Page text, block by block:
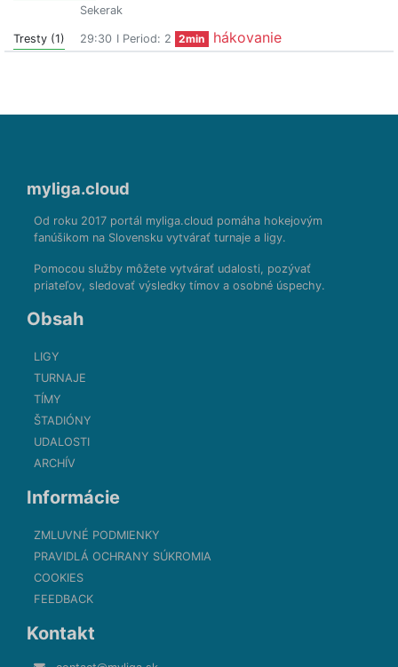
Sekerak
Tresty (1) 29:30 I Period: 2 2min hákovanie
myliga.cloud
Od roku 2017 portál myliga.cloud pomáha hokejovým
fanúšikom na Slovensku vytvárať turnaje a ligy.
Pomocou služby môžete vytvárať udalosti, pozývať
priateľov, sledovať výsledky tímov a osobné úspechy.
Obsah
LIGY
TURNAJE
TÍMY
ŠTADIÓNY
UDALOSTI
ARCHÍV
Informácie
ZMLUVNÉ PODMIENKY
PRAVIDLÁ OCHRANY SÚKROMIA
COOKIES
FEEDBACK
Kontakt